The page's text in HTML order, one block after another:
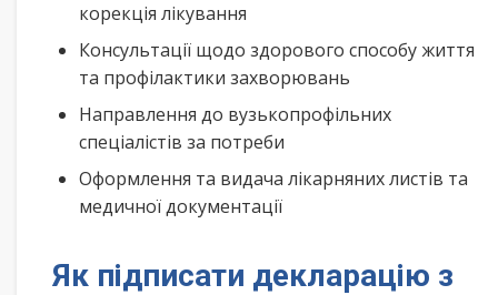
корекція лікування
Консультації щодо здорового способу життя
та профілактики захворювань
Направлення до вузькопрофільних
спеціалістів за потреби
Оформлення та видача лікарняних листів та
медичної документації
Як підписати декларацію з